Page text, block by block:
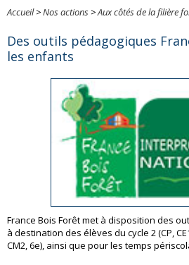
Accueil>Nos actions >Aux côtés de la filière
Des outils pédagogiques
les enfants
France Bois Forêt met à disposition des
à destination des élèves du cycle 2 (CP,
CM2, 6e), ainsi que pour les temps